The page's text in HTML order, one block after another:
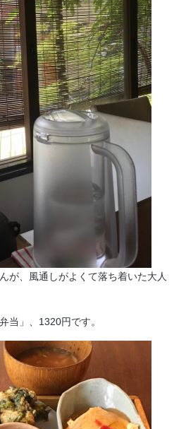
が、風通しがよくて落ち着いた大人
当」、1320円です。